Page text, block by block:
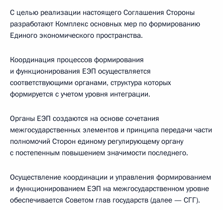
С целью реализации настоящего Соглашения Стороны
разработают Комплекс основных мер по формированию
Единого экономического пространства.
Координация процессов формирования
и функционирования ЕЭП осуществляется
соответствующими органами, структура которых
формируется с учетом уровня интеграции.
Органы ЕЭП создаются на основе сочетания
межгосударственных элементов и принципа передачи части
полномочий Сторон единому регулирующему органу
с постепенным повышением значимости последнего.
Осуществление координации и управления формированием
и функционированием ЕЭП на межгосударственном уровне
обеспечивается Советом глав государств (далее — СГГ).